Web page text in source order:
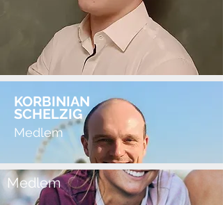
KORBINIAN
SCHELZIG
Medlem
Medlem